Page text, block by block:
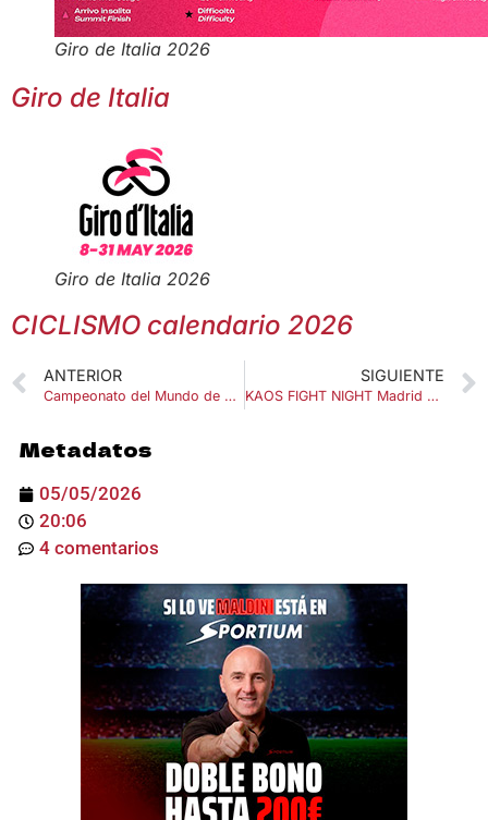
Giro de Italia 2026
Giro de Italia
Giro de Italia 2026
CICLISMO calendario 2026
ANTERIOR
Campeonato del Mundo de Trial 2026: Descubre todas las pruebas
SIGUIENTE
KAOS FIGHT NIGHT Madrid 2026: combate real sin filtros
Metadatos
05/05/2026
20:06
4 comentarios